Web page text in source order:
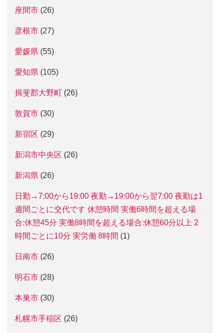
座間市 (26)
彦根市 (27)
愛媛県 (55)
愛知県 (105)
揖斐郡大野町 (26)
敦賀市 (30)
新宿区 (29)
新潟市中央区 (26)
新潟県 (26)
日勤→7:00から19:00 夜勤→19:00から翌7:00 夜勤は1
週間ごとに交代です 休憩時間 実働6時間を超える場
合:休憩45分 実働8時間を超える場合:休憩60分以上 2
時間ごとに10分 実労働 8時間 (1)
日南市 (26)
明石市 (28)
本巣市 (30)
札幌市手稲区 (26)